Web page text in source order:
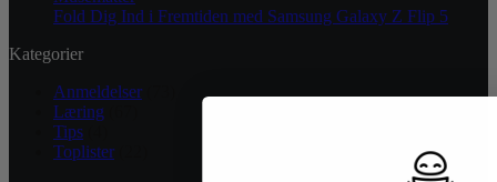
Fold Dig Ind i Fremtiden med Samsung Galaxy Z Flip 5
Kategorier
Anmeldelser
Læring
Tips
Toplister